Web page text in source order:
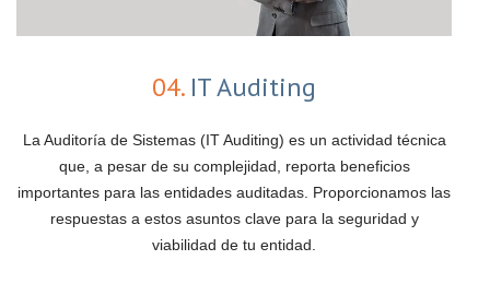
04.IT Auditing
La Auditoría de Sistemas (IT Auditing) es un actividad técnica
que, a pesar de su complejidad, reporta beneficios
importantes para las entidades auditadas. Proporcionamos las
respuestas a estos asuntos clave para la seguridad y
viabilidad de tu entidad.